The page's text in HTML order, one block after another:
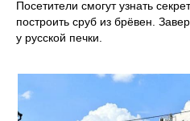
Посетители смогут узнать
построить сруб из брёвен.
у русской печки.